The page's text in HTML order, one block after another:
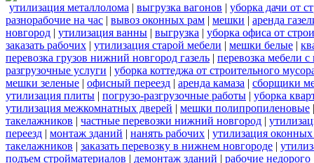
утилизация металлолома | выгрузка вагонов | уборка дачи от
разнорабочие на час | вывоз оконных рам | мешки | аренда
новгород | утилизация ванны | выгрузка | уборка офиса от
заказать рабочих | утилизация старой мебели | мешки белые |
перевозка грузов нижний новгород газель | перевозка мебели
разгрузочные услуги | уборка коттеджа от строительного
мешки зеленые | офисный переезд | аренда камаза | сборщики
утилизация плиты | погрузо-разгрузочные работы | уборка
утилизация межкомнатных дверей | мешки полипропиленовые
такелажников | частные перевозки нижний новгород |
переезд | монтаж зданий | нанять рабочих | утилизация
такелажников | заказать перевозку в нижнем новгороде |
подъем стройматериалов | демонтаж зданий | рабочие недорого